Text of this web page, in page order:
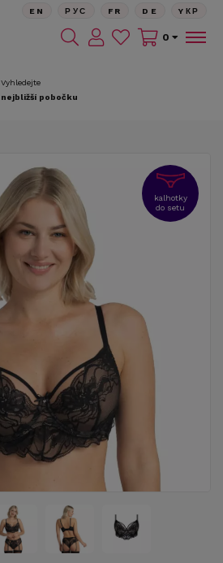
Vyhledejte
nejbližší pobočku
EN РУС FR DE YКР
0
kalhotky
do setu